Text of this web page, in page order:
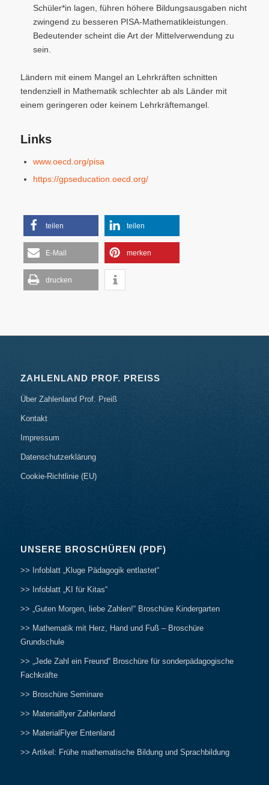
Schüler*in lagen, führen höhere Bildungsausgaben nicht
zwingend zu besseren PISA-Mathematikleistungen.
Bedeutender scheint die Art der Mittelverwendung zu
sein.
Ländern mit einem Mangel an Lehrkräften schnitten
tendenziell in Mathematik schlechter ab als Länder mit
einem geringeren oder keinem Lehrkräftemangel.
Links
www.oecd.org/pisa
https://gpseducation.oecd.org/
teilen teilen
E-Mail merken
drucken
ZAHLENLAND PROF. PREISS
Über Zahlenland Prof. Preiß
Kontakt
Impressum
Datenschutzerklärung
Cookie-Richtlinie (EU)
UNSERE BROSCHÜREN (PDF)
>> Infoblatt „Kluge Pädagogik entlastet“
>> Infoblatt „KI für Kitas“
>> „Guten Morgen, liebe Zahlen!“ Broschüre Kindergarten
>> Mathematik mit Herz, Hand und Fuß – Broschüre
Grundschule
>> „Jede Zahl ein Freund“ Broschüre für sonderpädagogische
Fachkräfte
>> Broschüre Seminare
>> Materialflyer Zahlenland
>> MaterialFlyer Entenland
>> Artikel: Frühe mathematische Bildung und Sprachbildung